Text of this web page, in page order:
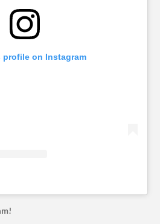
profile on Instagram